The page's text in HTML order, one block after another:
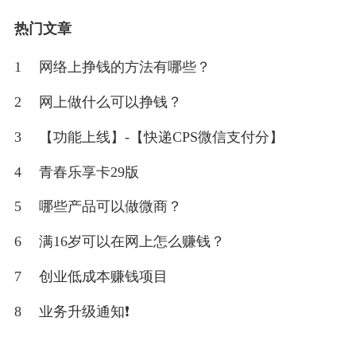
热门文章
1 网络上挣钱的方法有哪些？
2 网上做什么可以挣钱？
3 【功能上线】-【快递CPS微信支付分】
4 青春乐享卡29版
5 哪些产品可以做微商？
6 满16岁可以在网上怎么赚钱？
7 创业低成本赚钱项目
8 业务升级通知❗